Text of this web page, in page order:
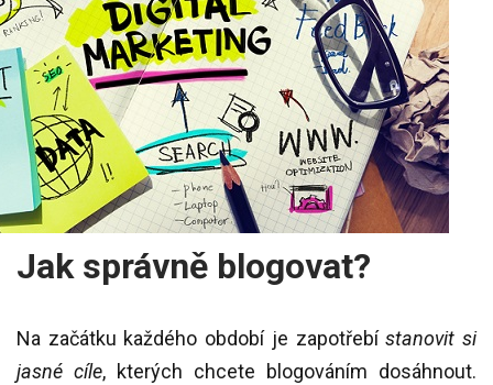
Jak správně blogovat?
Na začátku každého období je zapotřebístanovit si
jasné cíle, kterých chcete blogováním dosáhnout.